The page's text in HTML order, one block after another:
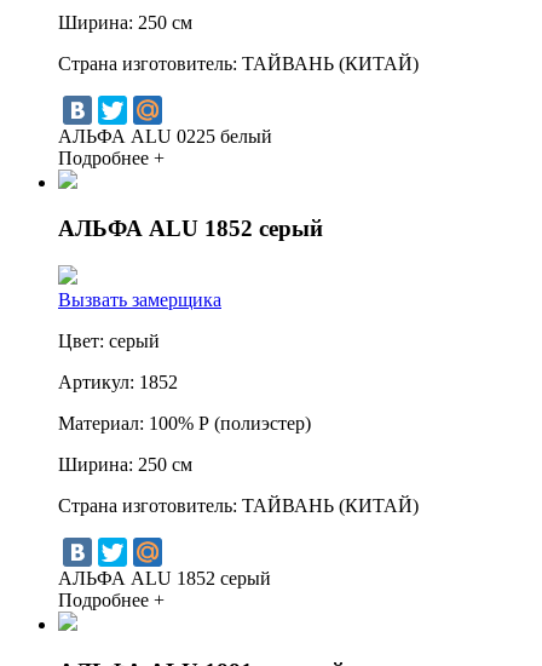
Ширина: 250 см
Страна изготовитель: ТАЙВАНЬ (КИТАЙ)
АЛЬФА ALU 0225 белый
Подробнее +
АЛЬФА ALU 1852 серый
Вызвать замерщика
Цвет: серый
Артикул: 1852
Материал: 100% Р (полиэстер)
Ширина: 250 см
Страна изготовитель: ТАЙВАНЬ (КИТАЙ)
АЛЬФА ALU 1852 серый
Подробнее +